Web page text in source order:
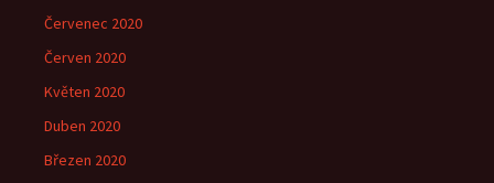
Červenec 2020
Červen 2020
Květen 2020
Duben 2020
Březen 2020